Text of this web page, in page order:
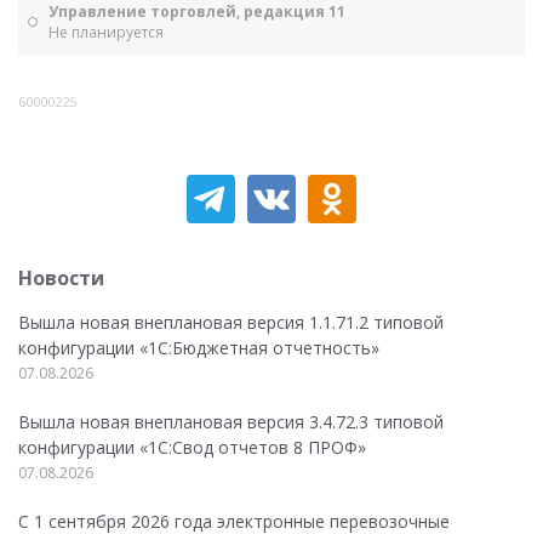
Управление торговлей, редакция 11
Не планируется
60000225
Новости
Вышла новая внеплановая версия 1.1.71.2 типовой
конфигурации «1C:Бюджетная отчетность»
07.08.2026
Вышла новая внеплановая версия 3.4.72.3 типовой
конфигурации «1C:Свод отчетов 8 ПРОФ»
07.08.2026
С 1 сентября 2026 года электронные перевозочные